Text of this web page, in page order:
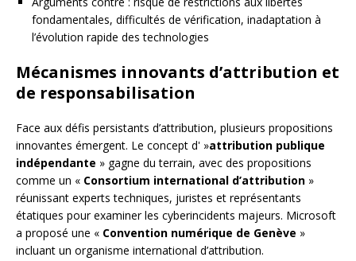
fondamentales, difficultés de vérification, inadaptation à
l’évolution rapide des technologies
Mécanismes innovants d’attribution et
de responsabilisation
Face aux défis persistants d’attribution, plusieurs propositions
innovantes émergent. Le concept d' »attribution publique
indépendante » gagne du terrain, avec des propositions
comme un « Consortium international d’attribution »
réunissant experts techniques, juristes et représentants
étatiques pour examiner les cyberincidents majeurs. Microsoft
a proposé une « Convention numérique de Genève »
incluant un organisme international d’attribution.